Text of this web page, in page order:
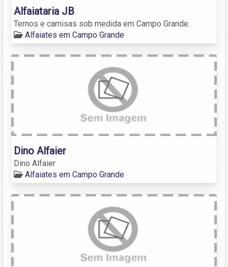
Alfaiataria JB
Ternos e camisas sob medida em Campo Grande.
Alfaiates em Campo Grande
Dino Alfaier
Dino Alfaier
Alfaiates em Campo Grande